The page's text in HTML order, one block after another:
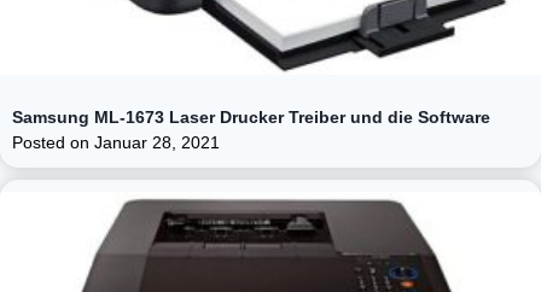
Samsung ML-1673 Laser Drucker Treiber und die Software
Posted on Januar 28, 2021